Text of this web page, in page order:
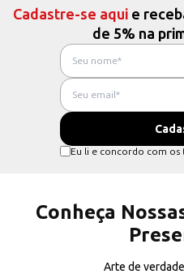
Cadastre-se aqui e
de 5% na
Eu li e concordo com os
Conheça
Arte de